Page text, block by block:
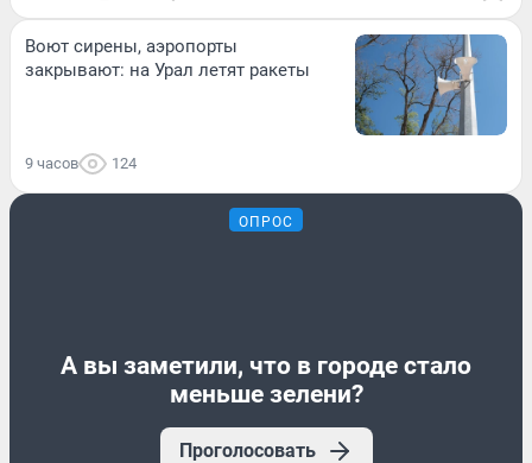
Воют сирены, аэропорты
закрывают: на Урал летят ракеты
9 часов 124
ОПРОС
А вы заметили, что в городе стало
меньше зелени?
Проголосовать